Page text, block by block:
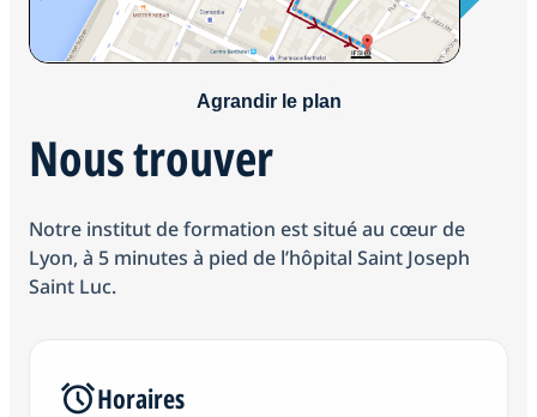
Nous trouver
Notre institut de formation est situé au cœur de
Lyon, à 5 minutes à pied de l’hôpital Saint Joseph
Saint Luc.
Horaires